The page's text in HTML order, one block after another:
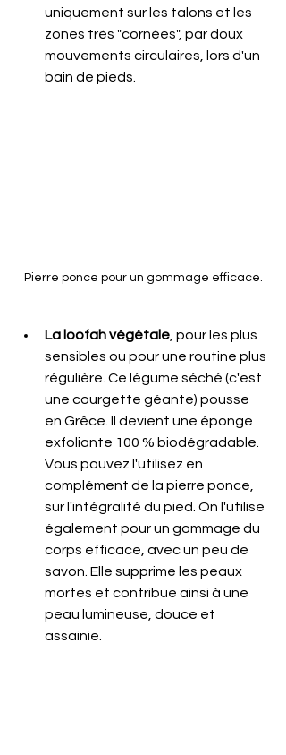
uniquement sur les talons et les
zones très "cornées", par doux
mouvements circulaires, lors d'un
bain de pieds.
Pierre ponce pour un gommage efficace.
La loofah végétale , pour les plus
sensibles ou pour une routine plus
régulière. Ce légume séché (c'est
une courgette géante) pousse
en Grêce. Il devient une éponge
exfoliante 100 % biodégradable.
Vous pouvez l'utilisez en
complément de la pierre ponce,
sur l'intégralité du pied. On l'utilise
également pour un gommage du
corps efficace, avec un peu de
savon. Elle supprime les peaux
mortes et contribue ainsi à une
peau lumineuse, douce et
assainie.